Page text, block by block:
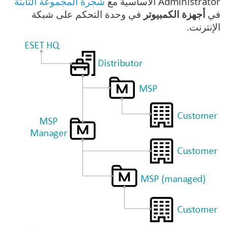
في أجهزة الكمبيوتر في وحدة التحكم على شبكة
الإنترنت.